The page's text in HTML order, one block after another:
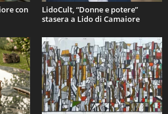
con
LidoCult, “Donne e potere”
stasera a Lido di Camaiore